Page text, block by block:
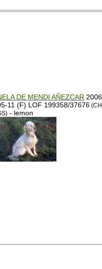
DE MENDI AÑEZCAR
11 (F) LOF 199358/37676 (CH
- lemon